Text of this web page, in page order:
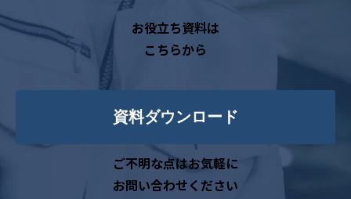
お役立ち資料は
こちらから
資料ダウンロード
ご不明な点はお気軽に
お問い合わせください